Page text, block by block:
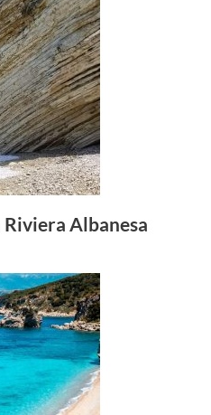
Albanesa